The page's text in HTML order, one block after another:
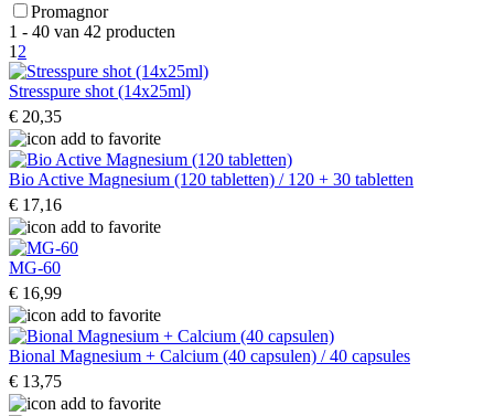
Promagnor
1 - 40 van 42 producten
1 2
Stresspure shot (14x25ml)
€ 20,35
Bio Active Magnesium (120 tabletten) / 120 + 30 tabletten
€ 17,16
MG-60
€ 16,99
Bional Magnesium + Calcium (40 capsulen) / 40 capsules
€ 13,75